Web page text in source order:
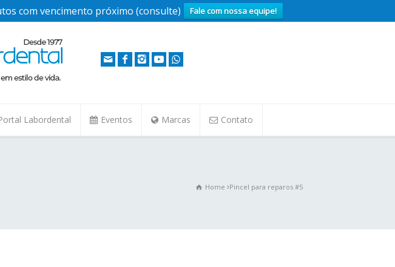
com vencimento próximo (consulte) Fale com nossa equipe!
Labordental Eventos Marcas Contato
Home Pincel para reparos #5